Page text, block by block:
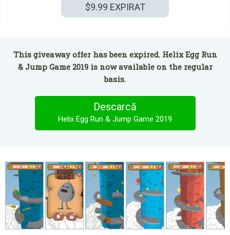
$9.99 EXPIRAT
This giveaway offer has been expired. Helix Egg Run
& Jump Game 2019 is now available on the regular
basis.
Descarcă
Helix Egg Run & Jump Game 2019